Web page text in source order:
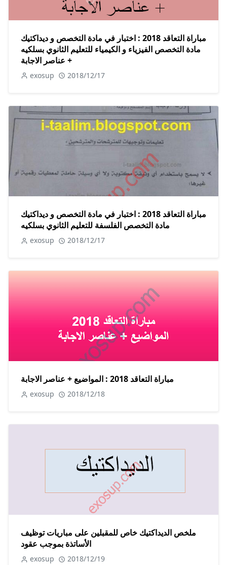
مباراة التعاقد 2018 : اختبار في مادة التخصص و ديداكتيك
مادة التخصص الفيزياء و الكيمياء للتعليم الثانوي بسلكيه
+ عناصر الاجابة
exosup 2018/12/17
مباراة التعاقد 2018 : اختبار في مادة التخصص و ديداكتيك
مادة التخصص الفلسفة للتعليم الثانوي بسلكيه
exosup 2018/12/17
مباراة التعاقد 2018 : المواضيع + عناصر الاجابة
exosup 2018/12/18
ملخص الديداكتيك خاص للمقبلين على مباريات توظيف
الأساتذة بموجب عقود
exosup 2018/12/19